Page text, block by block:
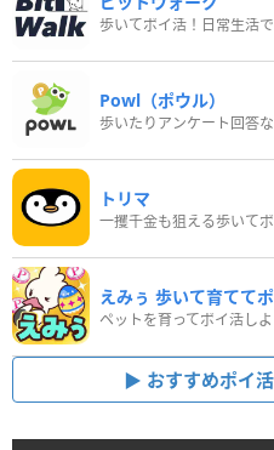
Powl（ポウル）
トリマ
一攫千金も狙える歩いて
えみぅ 歩いて育てて
おすすめポイ